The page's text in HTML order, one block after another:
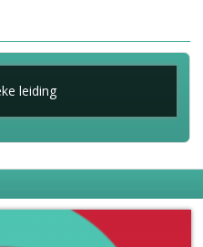
leiding